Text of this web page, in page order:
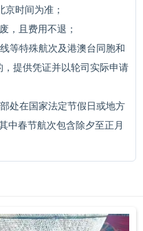
京时间为准；
，且费用不退；
等特殊航次及港澳台同胞和
提供凭证并以轮司实际申请
处在国家法定节假日或地方
中春节航次包含除夕至正月